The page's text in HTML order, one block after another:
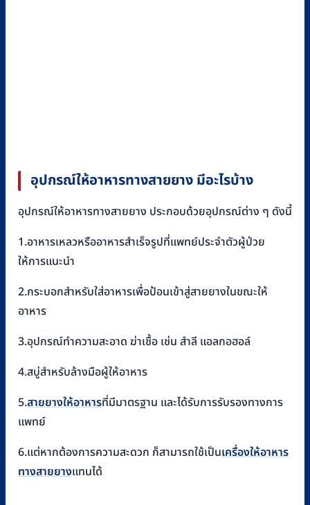
อุปกรณ์ให้อาหารทางสายยาง มีอะไรบ้าง
อุปกรณ์ให้อาหารทางสายยาง ประกอบด้วยอุปกรณ์ต่าง ๆ ดังนี้
1.อาหารเหลวหรืออาหารสำเร็จรูปที่แพทย์ประจำตัวผู้ป่วย
ให้การแนะนำ
2.กระบอกสำหรับใส่อาหารเพื่อป้อนเข้าสู่สายยางในขณะให้
อาหาร
3.อุปกรณ์ทำความสะอาด ฆ่าเชื้อ เช่น สำลี แอลกอฮอล์
4.สบู่สำหรับล้างมือผู้ให้อาหาร
5.สายยางให้อาหารที่มีมาตรฐาน และได้รับการรับรองทางการ
แพทย์
6.แต่หากต้องการความสะดวก ก็สามารถใช้เป็นเครื่องให้อาหาร
ทางสายยางแทนได้